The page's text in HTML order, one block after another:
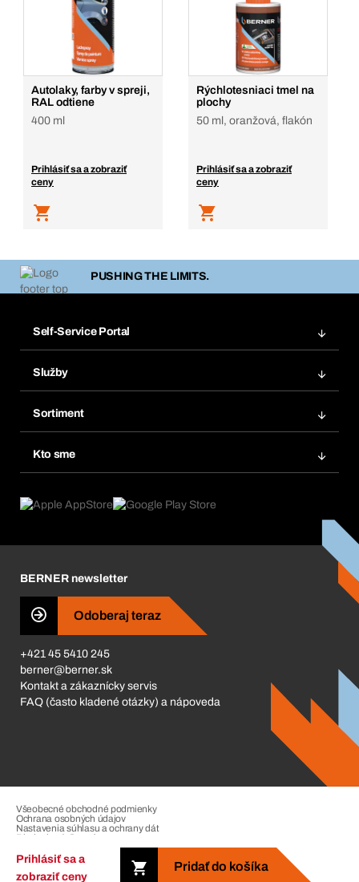
Prihlásiť sa a
zobraziť ceny
Pridať do košíka
Autolaky, farby v spreji,
RAL odtiene
400 ml
Prihlásiť sa a zobraziť
ceny
Rýchlotesniaci tmel na
plochy
50 ml, oranžová, flakón
Prihlásiť sa a zobraziť
ceny
PUSHING THE LIMITS.
Self-Service Portal
Obľúbené
Opakované objednávky
Predplatné
Služby
Chemická databáza
eProcurement
Produktový poradca
Sortiment
Kto sme
Čo nás poháňa
Business Conduct
BERNER newsletter
Odoberaj teraz
+421 45 5410 245
berner@berner.sk
Kontakt a zákaznícky servis
FAQ (často kladené otázky) a nápoveda
Všeobecné obchodné podmienky
Ochrana osobných údajov
Nastavenia súhlasu a ochrany dát
Riadenie sťažností